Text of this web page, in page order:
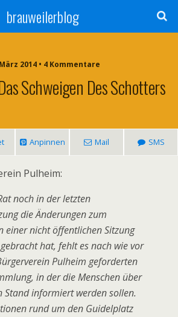
brauweilerblog
2014 • 4 Kommentare
Schweigen Des Schotters
Anpinnen Mail SMS
Pulheim:
noch in der letzten
die Änderungen zum
einer nicht öffentlichen Sitzung
hat, fehlt es nach wie vor
Pulheim geforderten
in der die Menschen über
Stand informiert werden sollen.
rund um den Guidelplatz